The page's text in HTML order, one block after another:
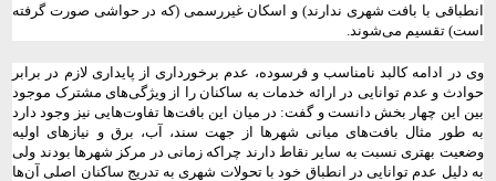
انطباقی با بافت شهری ندارند) و اسکان غیررسمی (که در حواشی صورت گرفته
است) تقسیم می‌شوند.
وی در ادامه کالبد نامناسب و فرسوده‌، عدم برخورداری از پایداری لازم در برابر
حوادث و عدم توانایی در ارائه خدمات به ساکنان را از ویژگی‌های مشترک موجود
بین این چهار بخش دانست و گفت: در میان این بافت‌ها تفاوت‌هایی نیز وجود دارد
به طور مثال بافت‌های میانی شهرها از جهت سند، آب، برق و نیازهای اولیه
وضعیت بهتری نسبت به سایر نقاط دارند چراکه زمانی در مرکز شهرها بودند ولی
به دلیل عدم توانایی در انطباق خود با تحولات شهری به تدریج ساکنان اصلی آن‌ها